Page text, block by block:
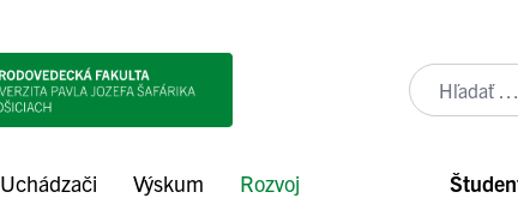
Uchádzači Výskum Rozvoj